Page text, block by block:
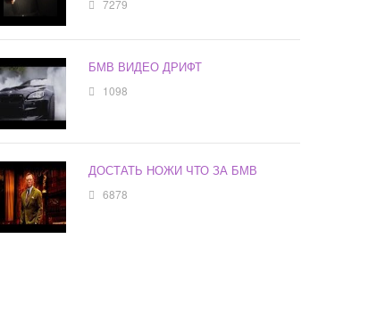
7279
БМВ ВИДЕО ДРИФТ
1098
ДОСТАТЬ НОЖИ ЧТО ЗА БМВ
6878